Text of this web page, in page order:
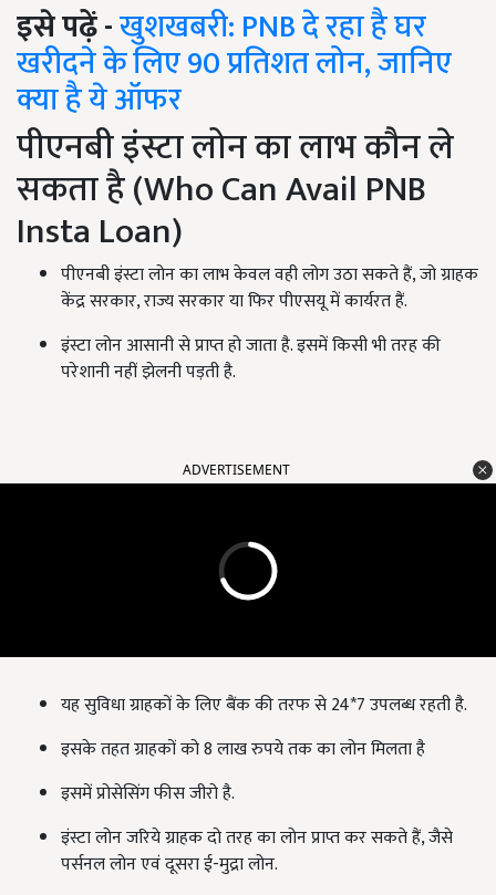
इसे पढ़ें -खुशखबरी: PNB दे रहा है घर
खरीदने के लिए 90 प्रतिशत लोन, जानिए
क्या है ये ऑफर
पीएनबी इंस्टा लोन का लाभ कौन ले
सकता है (Who Can Avail PNB
Insta Loan)
पीएनबी इंस्टा लोन का लाभ केवल वही लोग उठा सकते हैं, जो ग्राहक
केंद्र सरकार, राज्य सरकार या फिर पीएसयू में कार्यरत हैं.
इंस्टा लोन आसानी से प्राप्त हो जाता है. इसमें किसी भी तरह की
परेशानी नहीं झेलनी पड़ती है.
ADVERTISEMENT
यह सुविधा ग्राहकों के लिए बैंक की तरफ से 24*7 उपलब्ध रहती है.
इसके तहत ग्राहकों को 8 लाख रुपये तक का लोन मिलता है
इसमें प्रोसेसिंग फीस जीरो है.
इंस्टा लोन जरिये ग्राहक दो तरह का लोन प्राप्त कर सकते हैं, जैसे
पर्सनल लोन एवं दूसरा ई-मुद्रा लोन.